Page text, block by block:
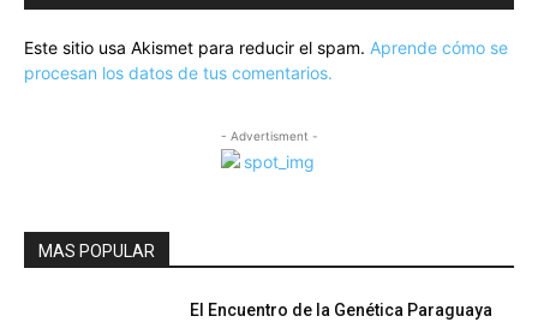
Este sitio usa Akismet para reducir el spam. Aprende cómo se
procesan los datos de tus comentarios.
- Advertisment -
MAS POPULAR
El Encuentro de la Genética Paraguaya